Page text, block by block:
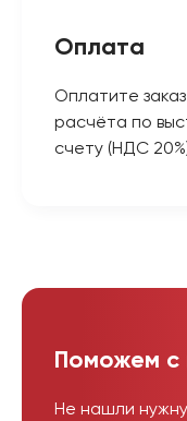
Оплата
Оплатите
расчёта по
счету (НДС
Поможем с
Не нашли